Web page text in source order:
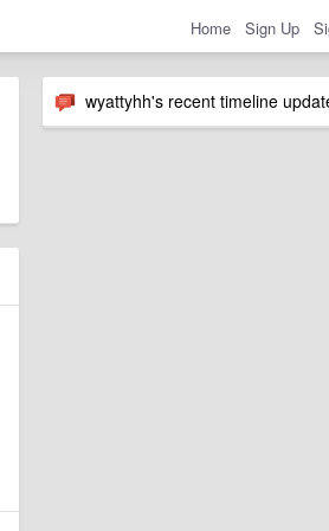
Home Sign Up
wyattyhh's recent timeline